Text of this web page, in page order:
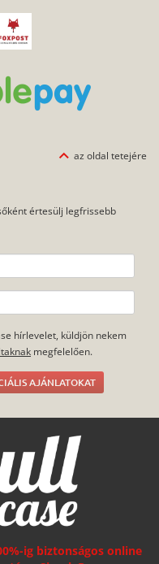
az oldal tetejére
értesülj legfrissebb
hírlevelet, küldjön nekem
megfelelően.
AJÁNLATOKAT
ig biztonságos online